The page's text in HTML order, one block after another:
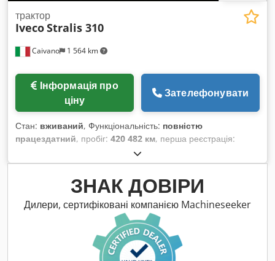
Caivano 1 564 km
трактор
IvecoStralis 310
ціну
Зателефонувати
Стан: вживаний, Функціональність: повністю
працездатний, пробіг: 420 482 км, перша реєстрація:
дизель
інтардер, колір:чорний, тип передачі:автоматичний,
загальна довжина: 850 мм, загальна ширина:250 мм
загальна висота:247 мм, Обладнання:ABS, навігаційна
система, подушка безпеки, холодильник,
ЗНАК ДОВІРИ
Дилери, сертифіковані компанією Machineseeker